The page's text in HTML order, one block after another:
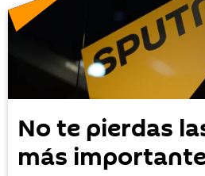
No te pierdas
más